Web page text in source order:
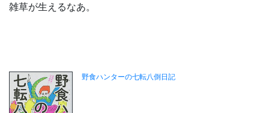
雑草が生えるなあ。